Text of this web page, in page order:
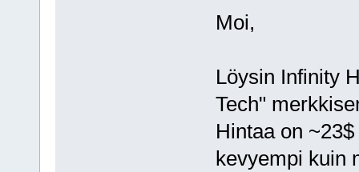
Moi,
Löysin Infinity
Tech"
Hintaa on
kevyempi kuin